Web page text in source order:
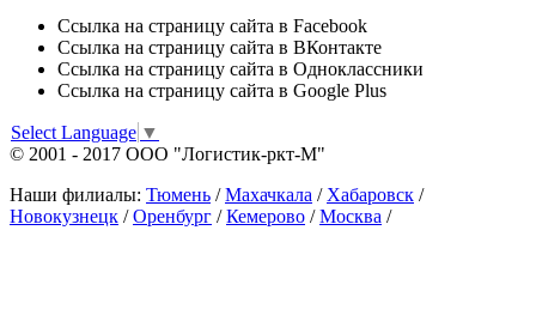
Ссылка на страницу сайта в Facebook
Ссылка на страницу сайта в ВКонтакте
Ссылка на страницу сайта в Одноклассники
Ссылка на страницу сайта в Google Plus
Select Language ▼
© 2001 - 2017 ООО "Логистик-ркт-М"
Наши филиалы: Тюмень /Махачкала / Хабаровск /
Новокузнецк /Оренбург /Кемерово /Москва /